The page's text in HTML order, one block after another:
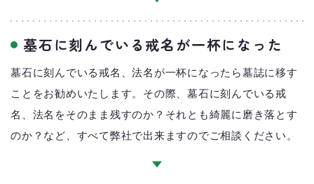
横幕石材の特徴
横幕石材に出来ること
墓石に刻んでいる戒名が一杯になった
墓石に刻んでいる戒名、法名が一杯になったら墓誌に移す
ことをお勧めいたします。その際、墓石に刻んでいる戒
名、法名をそのまま残すのか？それとも綺麗に磨き落とす
のか？など、すべて弊社で出来ますのでご相談ください。